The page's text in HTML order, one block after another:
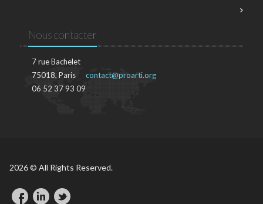
Nous contacter
7 rue Bachelet
75018, Paris
06 52 37 93 09
contact@proarti.org
2026 © All Rights Reserved.